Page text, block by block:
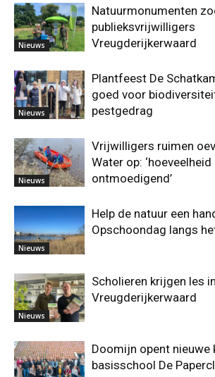
Nieuws
Natuurmonumenten
publieksvrijwilligers
Vreugderijkerwaard
Nieuws
Plantfeest De
goed voor
pestgedrag
Nieuws
Vrijwilligers ruimen
Water op:
ontmoedigend’
Nieuws
Help de natuur een
Opschoondag langs
Nieuws
Scholieren krijgen les in
Vreugderijkerwaard
Doomijn opent nieuwe
basisschool De